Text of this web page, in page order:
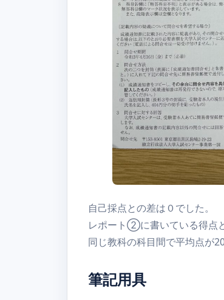
自己採点との差は０でした。
レポート②に書いている得点
同じ教科の科目間で平均点が
筆記用具